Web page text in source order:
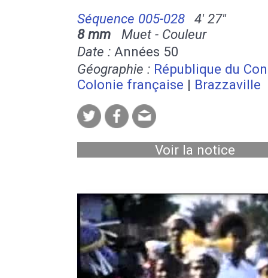
Séquence 005-028
4' 27''
8 mm Muet - Couleur
Date : Années 50
Géographie : République du
Colonie française | Brazzaville
Voir la notice